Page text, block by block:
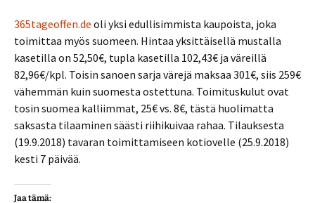
365tageoffen.de oli yksi edullisimmista kaupoista, joka
toimittaa myös suomeen. Hintaa yksittäisellä mustalla
kasetilla on 52,50€, tupla kasetilla 102,43€ ja väreillä
82,96€/kpl. Toisin sanoen sarja värejä maksaa 301€, siis 259€
vähemmän kuin suomesta ostettuna. Toimituskulut ovat
tosin suomea kalliimmat, 25€ vs. 8€, tästä huolimatta
saksasta tilaaminen säästi riihikuivaa rahaa. Tilauksesta
(19.9.2018) tavaran toimittamiseen kotiovelle (25.9.2018)
kesti 7 päivää.
Jaa tämä: